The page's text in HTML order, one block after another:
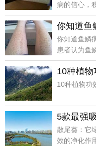
病的信心，
构，进行科
你知道鱼
你知道鱼鳞
患者认为鱼
关痛痒。下
害吧。削弱
10种植物
10种植物功
5款最强
散尾葵：它
效的净化作